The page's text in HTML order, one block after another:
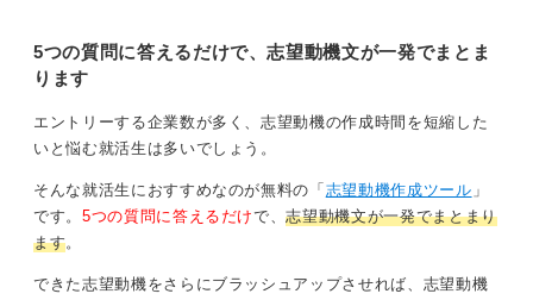
ャリアコンサルタントが解説しま
す。
5つの質問に答えるだけで、志望動機文が一発でまとま
ります
エントリーする企業数が多く、志望動機の作成時間を短縮した
いと悩む就活生は多いでしょう。
そんな就活生におすすめなのが無料の「 志望動機作成ツール 」
です。 5つの質問に答えるだけで、志望動機文が一発でまとまり
ます。
できた志望動機をさらにブラッシュアップさせれば、志望動機